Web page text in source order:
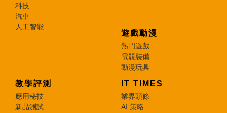
科技
汽車
人工智能
遊戲動漫
熱門遊戲
電競裝備
動漫玩具
教學評測
應用秘技
新品測試
IT TIMES
業界頭條
AI 策略